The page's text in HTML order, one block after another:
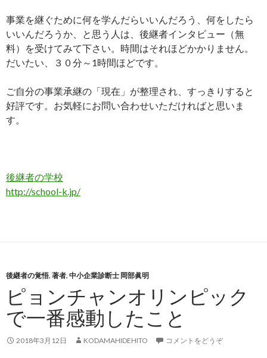
事業を継ぐために何を学んだらいいんだろう、何をしたら
いいんだろうか、と思う人は、後継者インタビュー（無
料）を受けてみて下さい。時間はそれほどかかりません。
だいたい、３０分～1時間ほどです。
ご自分の事業承継の「現在」が整理され、すっきりすると
好評です。お気軽にお問い合わせいただければと思いま
す。
後継者の学校
http://school-k.jp/
後継者の覚悟, 著者, 中小企業診断士 岡部眞明
ピョンチャンオリンピック
で一番感動したこと
2018年3月12日 KODAMAHIDEHITO コメントをどうぞ